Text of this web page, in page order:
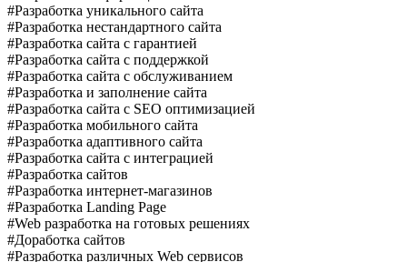
#Разработка уникального сайта
#Разработка нестандартного сайта
#Разработка сайта с гарантией
#Разработка сайта с поддержкой
#Разработка сайта с обслуживанием
#Разработка и заполнение сайта
#Разработка сайта с SEO оптимизацией
#Разработка мобильного сайта
#Разработка адаптивного сайта
#Разработка сайта с интеграцией
#Разработка сайтов
#Разработка интернет-магазинов
#Разработка Landing Page
#Web разработка на готовых решениях
#Доработка сайтов
#Разработка различных Web сервисов